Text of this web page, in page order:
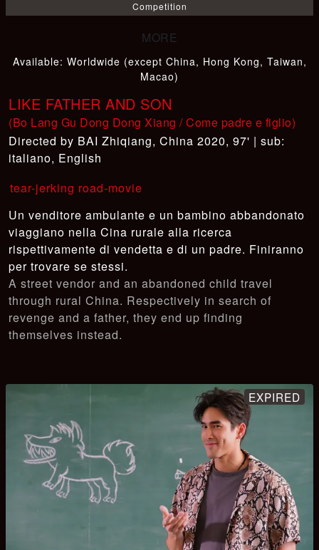
Competition
Available: Worldwide (except China, Hong Kong, Taiwan,
Macao)
LIKE FATHER AND SON
(Bo Lang Gu Dong Dong Xiang / Come padre e figlio)
BAI Zhiqiang, China 2020, 97' | sub:
italiano, English
tear-jerking road-movie
Un venditore ambulante e un bambino abbandonato
viaggiano nella Cina rurale alla ricerca
rispettivamente di vendetta e di un padre. Finiranno
per trovare se stessi.
A street vendor and an abandoned child travel
through rural China. Respectively in search of
revenge and a father, they end up finding
themselves instead.